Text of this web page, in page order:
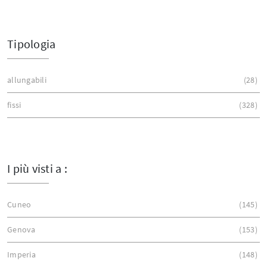
Tipologia
allungabili 28
fissi 328
I più visti a :
Cuneo 145
Genova 153
Imperia 148